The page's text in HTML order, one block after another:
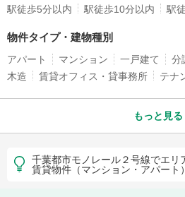
駅徒歩5分以内 駅徒歩10分以内 駅
物件タイプ・建物種別
アパート マンション 一戸建て 分
木造
賃貸オフィス・貸事務所 テナ
もっと見る
千葉都市モノレール２号線でエリ
賃貸物件（マンション・アパート